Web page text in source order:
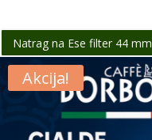
Natrag na Ese filter 44 mm
Akcija!